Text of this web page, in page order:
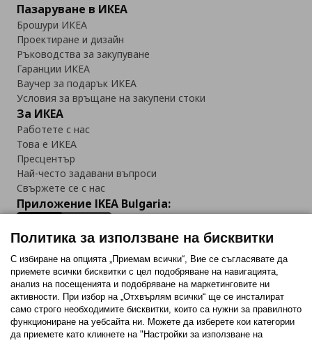
Пазаруване в ИКЕА
Брошури ИКЕА
Проектиране и дизайн
Ръководства за закупуване
Гаранции ИКЕА
Ваучер за подарък ИКЕА
Условия за връщане на закупени стоки
За ИКЕА
Работете с нас
Това е ИКЕА
Пресцентър
Най-често задавани въпроси
Свържете се с нас
Приложение IKEA Bulgaria:
Последвайте ни:
FacebookTwitterYoutubePinterestInstagram
Политика за използване на бисквитки
С избиране на опцията „Приемам всички“, Вие се съгласявате да
приемете всички бисквитки с цел подобряване на навигацията,
анализ на посещенията и подобряване на маркетинговите ни
активности. При избор на „Отхвърлям всички“ ще се инсталират
само строго необходимитe бисквитки, които са нужни за правилното
функциониране на уебсайта ни. Можете да изберете кои категории
да приемете като кликнете на "Настройки за използване на